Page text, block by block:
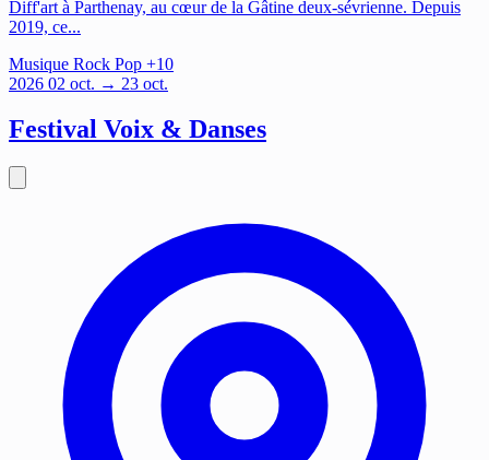
Diff'art à Parthenay, au cœur de la Gâtine deux-sévrienne. Depuis
2019, ce...
Musique Rock Pop +10
2026 02 oct. → 23 oct.
Festival Voix & Danses